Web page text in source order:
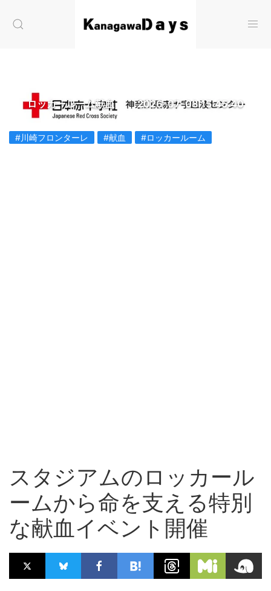
ロッカールーム献血 2026-07-08 15:45:40
#川崎フロンターレ #献血 #ロッカールーム
スタジアムのロッカール
ームから命を支える特別
な献血イベント開催